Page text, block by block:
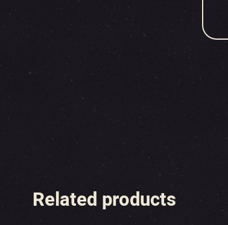
Related products